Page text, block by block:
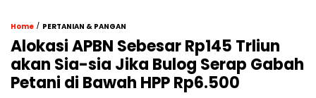
Home / PERTANIAN & PANGAN
Alokasi APBN Sebesar Rp145 Trliun
akan Sia-sia Jika Bulog Serap Gabah
Petani di Bawah HPP Rp6.500